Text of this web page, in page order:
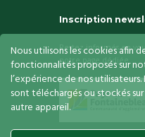
Inscription
Restez informés en
notre page dédiée
Nous utilisons les cookies afin
fonctionnalités proposés sur
l’expérience de nos
sont téléchargés ou stockés
autre appareil.